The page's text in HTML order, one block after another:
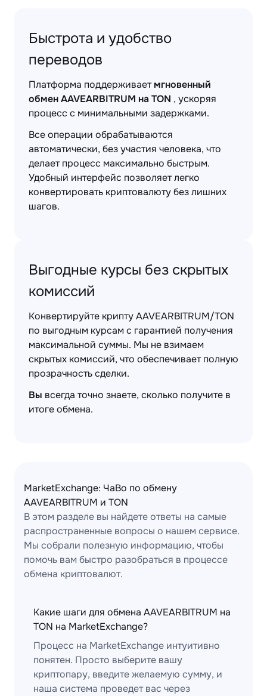
Быстрота и удобство
переводов
Платформа поддерживаетмгновенный
обмен AAVEARBITRUM на TON , ускоряя
процесс с минимальными задержками.
Все операции обрабатываются
автоматически, без участия человека, что
делает процесс максимально быстрым.
Удобный интерфейс позволяет легко
конвертировать криптовалюту без лишних
шагов.
Выгодные курсы без скрытых
комиссий
Конвертируйте крипту AAVEARBITRUM/TON
по выгодным курсам с гарантией получения
максимальной суммы. Мы не взимаем
скрытых комиссий, что обеспечивает полную
прозрачность сделки.
Вы всегда точно знаете, сколько получите в
итоге обмена.
MarketExchange: ЧаВо по обмену
AAVEARBITRUM и TON
В этом разделе вы найдете ответы на самые
распространенные вопросы о нашем сервисе.
Мы собрали полезную информацию, чтобы
помочь вам быстро разобраться в процессе
обмена криптовалют.
Какие шаги для обмена AAVEARBITRUM на
TON на MarketExchange?
Процесс на MarketExchange интуитивно
понятен. Просто выберите вашу
криптопару, введите желаемую сумму, и
наша система проведет вас через